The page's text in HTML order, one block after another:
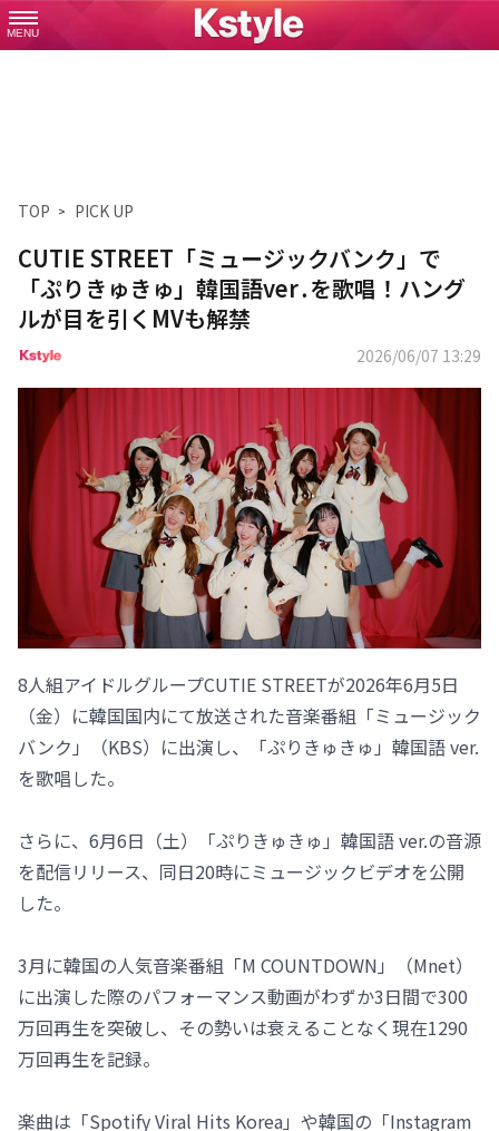
MENU
TOP PICK UP
CUTIE STREET「ミュージックバンク」で
「ぷりきゅきゅ」韓国語ver․を歌唱！ハング
ルが目を引くMVも解禁
2026/06/07 13:29
8人組アイドルグループCUTIE STREETが2026年6月5日
（金）に韓国国内にて放送された音楽番組「ミュージック
バンク」（KBS）に出演し、「ぷりきゅきゅ」韓国語 ver.
を歌唱した。
さらに、6月6日（土）「ぷりきゅきゅ」韓国語 ver.の音源
を配信リリース、同日20時にミュージックビデオを公開
した。
3月に韓国の人気音楽番組「M COUNTDOWN」（Mnet）
に出演した際のパフォーマンス動画がわずか3日間で300
万回再生を突破し、その勢いは衰えることなく現在1290
万回再生を記録。
楽曲は「Spotify Viral Hits Korea」や韓国の「Instagram